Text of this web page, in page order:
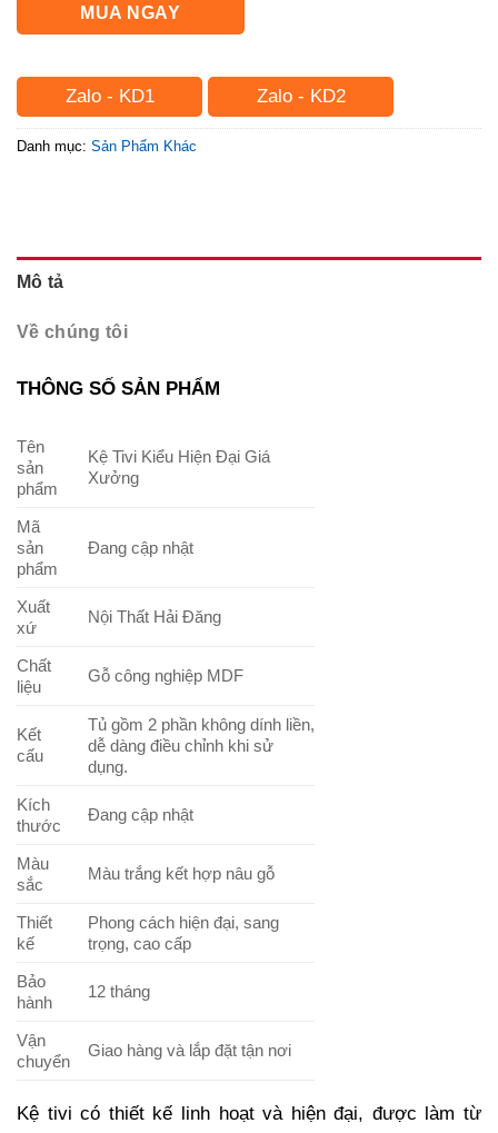
MUA NGAY
Zalo - KD1 Zalo - KD2
Danh mục: Sản Phẩm Khác
Mô tả
Về chúng tôi
THÔNG SỐ SẢN PHẨM
Tên
sản
phẩm
Kệ Tivi Kiểu Hiện Đại Giá
Xưởng
Mã
sản
phẩm
Đang cập nhật
Xuất
xứ
Nội Thất Hải Đăng
Chất
liệu
Gỗ công nghiệp MDF
Kết
cấu
Tủ gồm 2 phần không dính liền,
dễ dàng điều chỉnh khi sử
dụng.
Kích
thước
Đang cập nhật
Màu
sắc
Màu trắng kết hợp nâu gỗ
Thiết
kế
Phong cách hiện đại, sang
trọng, cao cấp
Bảo
hành
12 tháng
Vận
chuyển
Giao hàng và lắp đặt tận nơi
Kệ tivi có thiết kế linh hoạt và hiện đại, được làm từ